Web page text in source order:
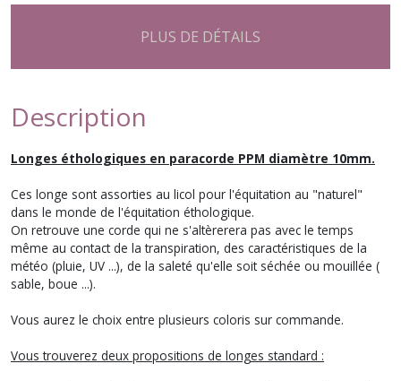
PLUS DE DÉTAILS
Description
Longes éthologiques en paracorde PPM diamètre 10mm.
Ces longe sont assorties au licol pour l'équitation au "naturel"
dans le monde de l'équitation éthologique.
On retrouve une corde qui ne s'altèrerera pas avec le temps
même au contact de la transpiration, des caractéristiques de la
météo (pluie, UV ...), de la saleté qu'elle soit séchée ou mouillée (
sable, boue ...).
Vous aurez le choix entre plusieurs coloris sur commande.
Vous trouverez deux propositions de longes standard :